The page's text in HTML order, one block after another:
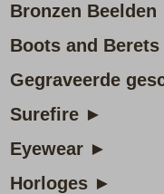
Bronzen Beelden
Boots and
Gegraveerde
Surefire ►
Eyewear ►
Horloges ►